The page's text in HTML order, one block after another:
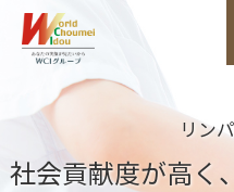
リン
社会貢献度が高く